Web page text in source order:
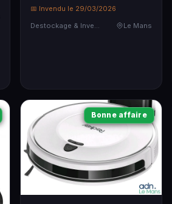
📅 Invendu le 29/03/2026
Destockage & Invendus
Le Mans
Bonne affaire